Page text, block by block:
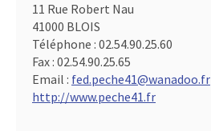
11 Rue Robert Nau
41000 BLOIS
Téléphone : 02.54.90.25.60
Fax : 02.54.90.25.65
Email : fed.peche41@wanadoo.fr
http://www.peche41.fr